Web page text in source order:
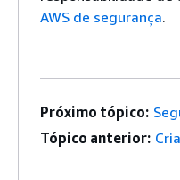
AWS de segurança.
Próximo tópico:
Tópico anterior: